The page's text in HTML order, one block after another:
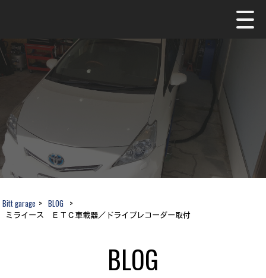
Bitt garage > BLOG >
ミライース ＥＴＣ車載器／ドライブレコーダー取付
BLOG